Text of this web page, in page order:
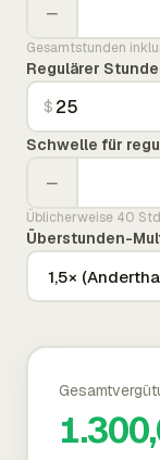
−
Gesamtstunden
Regulärer
$
Schwelle für
−
Üblicherweise 40
Überstunden-